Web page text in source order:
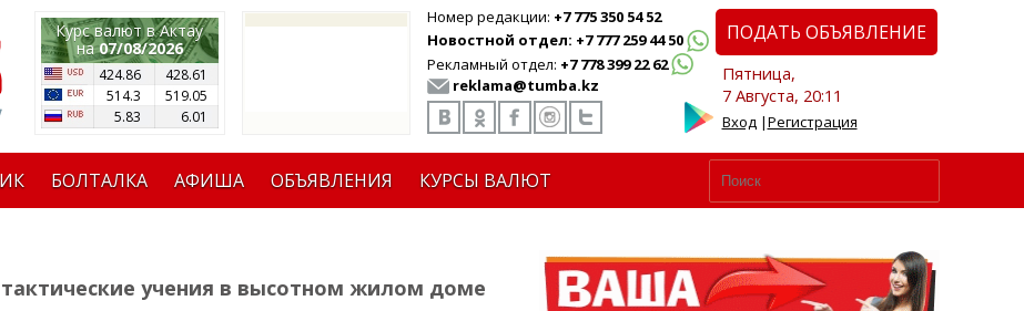
Курс валют в Актау
на07/08/2026
424.86
428.61
514.3
519.05
5.83
6.01
Номер редакции: +7 775 350 54 52
Новостной отдел: +7 777 259 44 50
Рекламный отдел: +7 778 399 22 62
reklama@tumba.kz
ПОДАТЬ ОБЪЯВЛЕНИЕ
Пятница,
7 Августа, 20:11
Вход|Регистрация
БОЛТАЛКА АФИША ОБЪЯВЛЕНИЯ КУРСЫ ВАЛЮТ
учения в высотном жилом доме